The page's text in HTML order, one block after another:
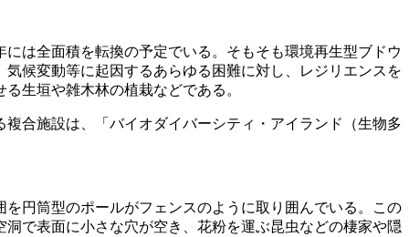
は全面積を転換の予定でいる。そもそも環境再生型ブドウ
候変動等に起因するあらゆる困難に対し、レジリエンスを
生垣や雑木林の植栽などである。
合施設は、「バイオダイバーシティ・アイランド（生物多
円筒型のポールがフェンスのように取り囲んでいる。この
で表面に小さな穴が空き、花粉を運ぶ昆虫などの棲家や隠